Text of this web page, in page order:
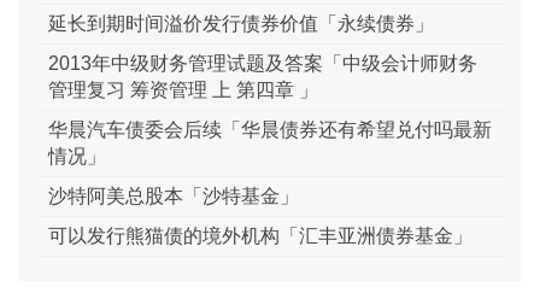
延长到期时间溢价发行债券价值「永续债券」
2013年中级财务管理试题及答案「中级会计师财务
管理复习 筹资管理 上 第四章 」
华晨汽车债委会后续「华晨债券还有希望兑付吗最新
情况」
沙特阿美总股本「沙特基金」
可以发行熊猫债的境外机构「汇丰亚洲债券基金」